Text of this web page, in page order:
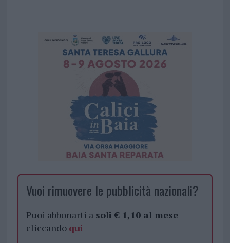
Vuoi rimuovere le pubblicità nazionali?
Puoi abbonarti a soli € 1,10 al mese
cliccando qui